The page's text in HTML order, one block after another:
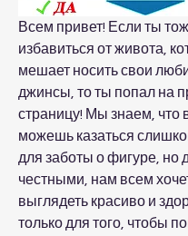
Всем привет! Если ты
избавиться от живота,
мешает носить свои
джинсы, то ты попал на
страницу! Мы знаем, что
можешь казаться
для заботы о фигуре, но
честными, нам всем
выглядеть красиво и
только для того, чтобы